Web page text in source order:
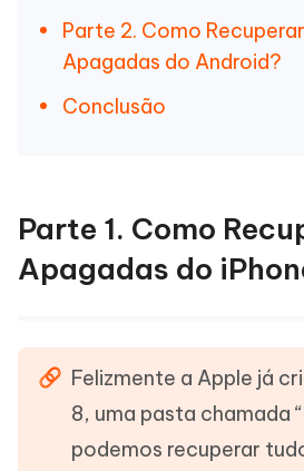
Parte 2. Como
Apagadas do Android?
Conclusão
Parte 1. Como
Apagadas do
Felizmente a Apple já
8, uma pasta chamada
podemos recuperar